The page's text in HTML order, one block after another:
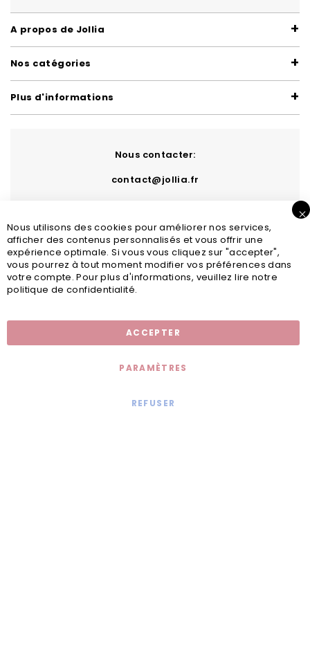
A propos de Jollia
Nos catégories
Plus d'informations
Nous contacter:
contact@jollia.fr
Nous utilisons des cookies pour améliorer nos services,
afficher des contenus personnalisés et vous offrir une
expérience optimale. Si vous vous cliquez sur "accepter",
vous pourrez à tout moment modifier vos préférences dans
votre compte. Pour plus d'informations, veuillez lire notre
politique de confidentialité.
ACCEPTER
PARAMÈTRES
REFUSER